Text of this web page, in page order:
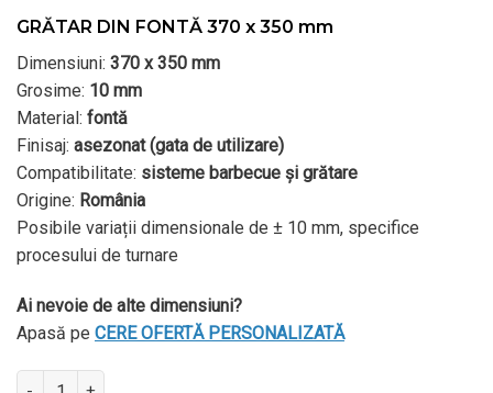
GRĂTAR DIN FONTĂ 370 x 350 mm
Dimensiuni: 370 x 350 mm
Grosime: 10 mm
Material: fontă
Finisaj: asezonat (gata de utilizare)
Compatibilitate: sisteme barbecue și grătare
Origine: România
Posibile variații dimensionale de ± 10 mm, specifice
procesului de turnare
Ai nevoie de alte dimensiuni?
Apasă pe CERE OFERTĂ PERSONALIZATĂ
Cantitate GRĂTAR DIN FONTĂ 370 x 350 mm
Alternative: